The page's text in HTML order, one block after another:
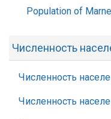
Population of
Численность
Численность
Численность